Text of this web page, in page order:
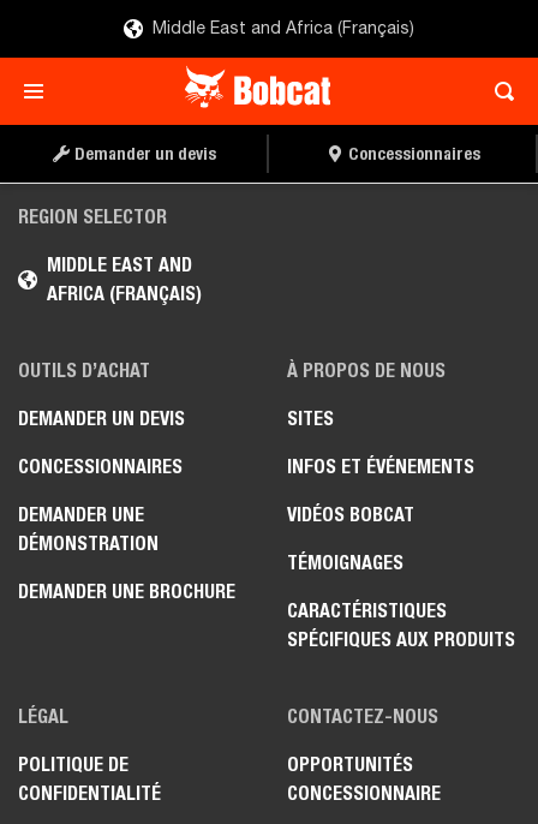
Middle East and Africa (Français)
Demander un devis Concessionnaires
REGION SELECTOR
MIDDLE EAST AND
AFRICA (FRANÇAIS)
OUTILS D’ACHAT
DEMANDER UN DEVIS
CONCESSIONNAIRES
DEMANDER UNE
DÉMONSTRATION
DEMANDER UNE BROCHURE
À PROPOS DE NOUS
SITES
INFOS ET ÉVÉNEMENTS
VIDÉOS BOBCAT
TÉMOIGNAGES
CARACTÉRISTIQUES
SPÉCIFIQUES AUX PRODUITS
LÉGAL
POLITIQUE DE
CONFIDENTIALITÉ
CONTACTEZ-NOUS
OPPORTUNITÉS
CONCESSIONNAIRE